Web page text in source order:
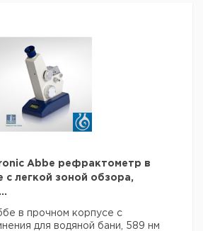
Германия
Гамбург
6 кг
Abbe рефрактометр в
с легкой зоной обзора,
в прочном корпусе с
для водяной бани, 589 нм